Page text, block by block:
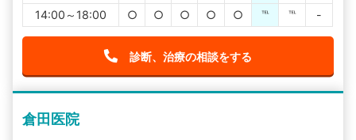
14:00～18:00
○ ○ ○ ○ ○ ℡ ℡ -
診断、治療の相談をする
倉田医院